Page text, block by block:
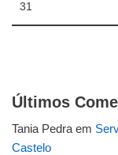
31
Últimos
Tania Pedra em
Castelo